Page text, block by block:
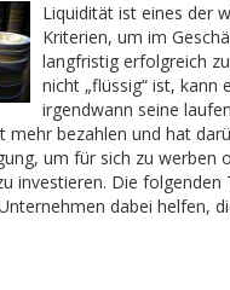
Liquidität ist eines der
Kriterien, um im
langfristig erfolgreich
nicht „flüssig“ ist, kann
irgendwann seine
mehr bezahlen und hat
um für sich zu werben
investieren. Die folgenden
dabei helfen,